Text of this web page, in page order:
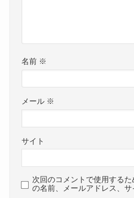
名前 ※
メール ※
サイト
次回のコメントで使用する
の名前、メールアドレス、サ